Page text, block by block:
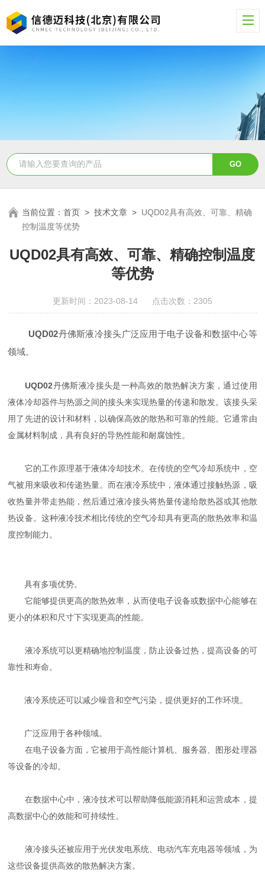
当前位置：首页 >技术文章 > UQD02具有高效、可靠、精确
控制温度等优势
UQD02具有高效、可靠、精确控制温度
等优势
更新时间：2023-08-14 点击次数：2305
UQD02丹佛斯液冷接头广泛应用于电子设备和数据中心等
领域。
UQD02丹佛斯液冷接头是一种高效的散热解决方案，通过使用
液体冷却器件与热源之间的接头来实现热量的传递和散发。该接头采
用了先进的设计和材料，以确保高效的散热和可靠的性能。它通常由
金属材料制成，具有良好的导热性能和耐腐蚀性。
它的工作原理基于液体冷却技术。在传统的空气冷却系统中，空
气被用来吸收和传递热量。而在液冷系统中，液体通过接触热源，吸
收热量并带走热能，然后通过液冷接头将热量传递给散热器或其他散
热设备。这种液冷技术相比传统的空气冷却具有更高的散热效率和温
度控制能力。
具有多项优势。
它能够提供更高的散热效率，从而使电子设备或数据中心能够在
更小的体积和尺寸下实现更高的性能。
液冷系统可以更精确地控制温度，防止设备过热，提高设备的可
靠性和寿命。
液冷系统还可以减少噪音和空气污染，提供更好的工作环境。
广泛应用于各种领域。
在电子设备方面，它被用于高性能计算机、服务器、图形处理器
等设备的冷却。
在数据中心中，液冷技术可以帮助降低能源消耗和运营成本，提
高数据中心的效能和可持续性。
液冷接头还被应用于光伏发电系统、电动汽车充电器等领域，为
这些设备提供高效的散热解决方案。